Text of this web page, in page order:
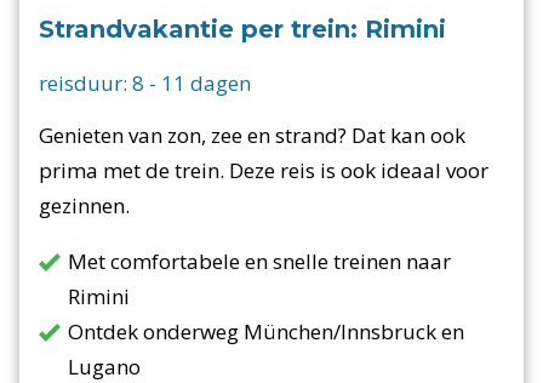
Strandvakantie per trein: Rimini
reisduur: 8 - 11 dagen
Genieten van zon, zee en strand? Dat kan ook
prima met de trein. Deze reis is ook ideaal voor
gezinnen.
Met comfortabele en snelle treinen naar
Rimini
Ontdek onderweg München/Innsbruck en
Lugano